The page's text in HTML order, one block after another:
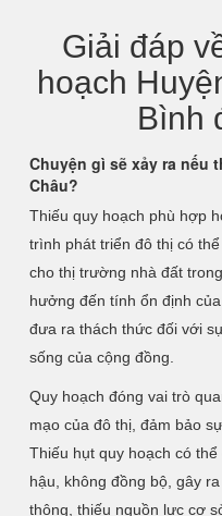
Giải đáp
hoạch
Bình
Chuyện gì sẽ xảy ra nếu
Châu?
Thiếu quy hoạch phù hợp
trình phát triển đô thị có
cho thị trường nhà đất
hưởng đến tính ổn định
đưa ra thách thức đối với
sống của cộng đồng.
Quy hoạch đóng vai trò
mạo của đô thị, đảm bảo
Thiếu hụt quy hoạch có
hậu, không đồng bộ, gây
thông, thiếu nguồn lực cơ